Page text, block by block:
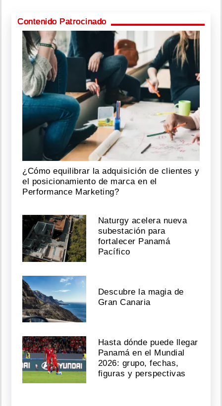
Contenido Patrocinado
¿Cómo equilibrar la adquisición de clientes y
el posicionamiento de marca en el
Performance Marketing?
Naturgy acelera nueva
subestación para
fortalecer Panamá
Pacífico
Descubre la magia de
Gran Canaria
Hasta dónde puede llegar
Panamá en el Mundial
2026: grupo, fechas,
figuras y perspectivas